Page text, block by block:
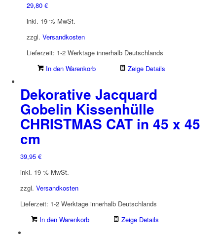
29,80 €
inkl. 19 % MwSt.
zzgl. Versandkosten
Lieferzeit: 1-2 Werktage innerhalb Deutschlands
In den Warenkorb
Zeige Details
Dekorative Jacquard
Gobelin Kissenhülle
CHRISTMAS CAT in 45 x 45
cm
39,95 €
inkl. 19 % MwSt.
zzgl. Versandkosten
Lieferzeit: 1-2 Werktage innerhalb Deutschlands
In den Warenkorb
Zeige Details